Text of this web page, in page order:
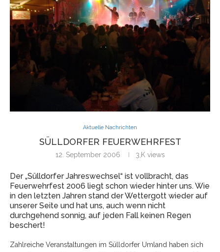
Aktuelle Nachrichten
SÜLLDORFER FEUERWEHRFEST
12. September 2006 3,K views
Der „Sülldorfer Jahreswechsel“ ist vollbracht, das
Feuerwehrfest 2006 liegt schon wieder hinter uns. Wie
in den letzten Jahren stand der Wettergott wieder auf
unserer Seite und hat uns, auch wenn nicht
durchgehend sonnig, auf jeden Fall keinen Regen
beschert!
Zahlreiche Veranstaltungen im Sülldorfer Umland haben sich